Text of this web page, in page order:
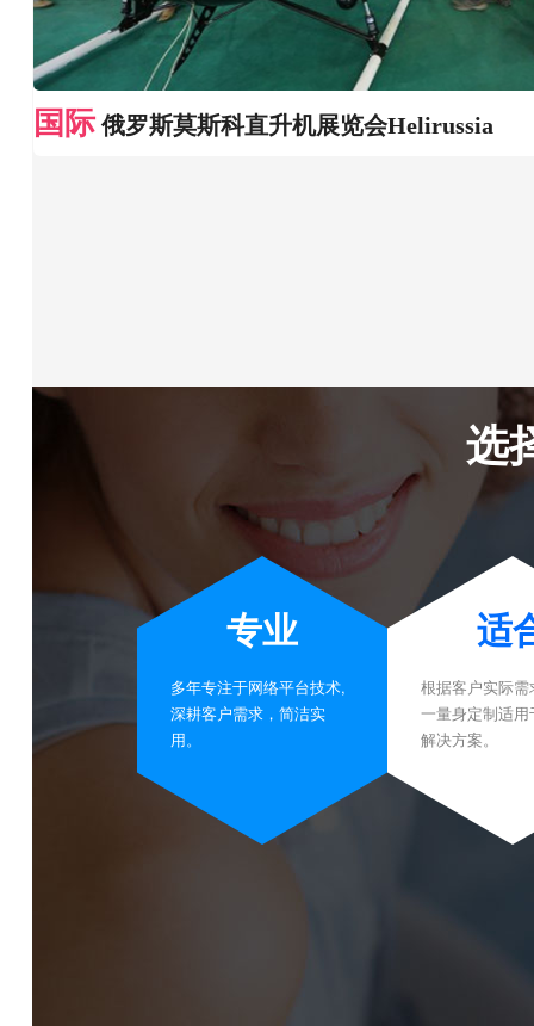
国际 俄罗斯莫斯科直升机展览会Helirussia
选
专业
多年专注于网络平台技术,
深耕客户需求，简洁实
用。
适
根据客户实际
一量身定制适
解决方案。